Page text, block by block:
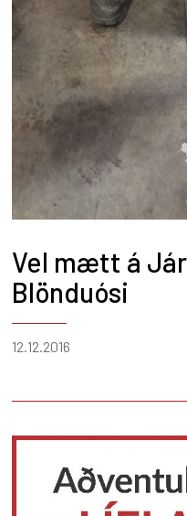
Vel mætt á
Blönduósi
12.12.2016